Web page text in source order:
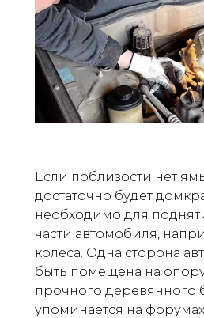
Если поблизости нет
достаточно будет
необходимо для
части автомобиля,
колеса. Одна сторона
быть помещена на
прочного деревянного
упоминается на